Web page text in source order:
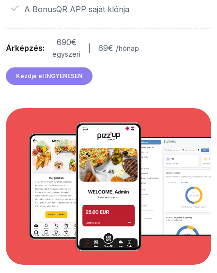
A BonusQR APP saját klónja
Árképzés:
690€
egyszeri
69€ /hónap
Kezdje el INGYENESEN